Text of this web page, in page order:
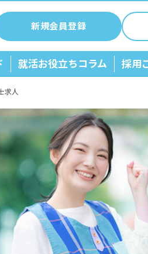
新規会員登録
就活お役立ちコラム 採用
求人